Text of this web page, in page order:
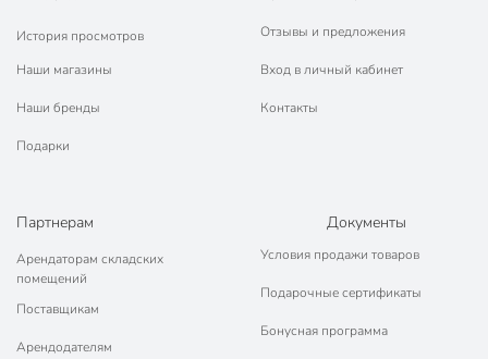
История просмотров
Наши магазины
Наши бренды
Подарки
Отзывы и предложения
Вход в личный кабинет
Контакты
Партнерам
Арендаторам складских
помещений
Поставщикам
Арендодателям
Документы
Условия продажи товаров
Подарочные сертификаты
Бонусная программа